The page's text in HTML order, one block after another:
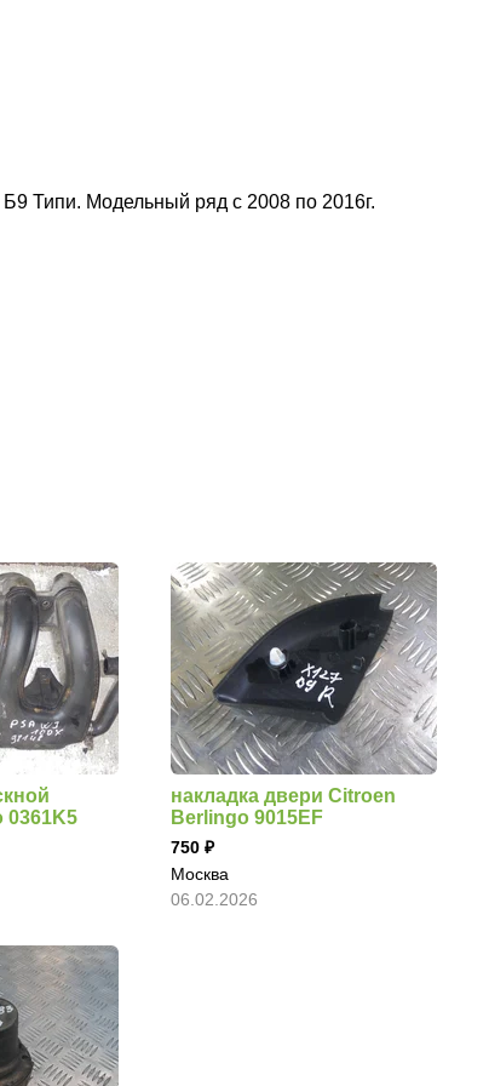
Типи. Модельный ряд с 2008 по 2016г.
0361K5
накладка двери Citroen
Berlingo 9015EF
750
Москва
06.02.2026